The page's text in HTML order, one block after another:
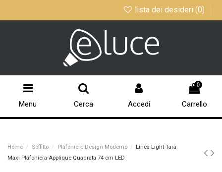
lista dei desideri (0)
Menu Cerca Accedi
0
Carrello
Home Soffitto Plafoniere Design Moderno
Linea Light Tara
Maxi Plafoniera-Applique Quadrata 74 cm LED